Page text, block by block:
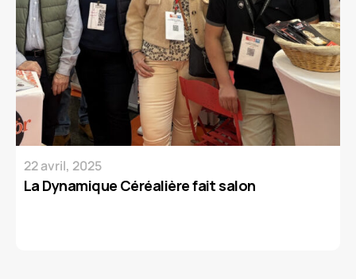
22 avril, 2025
La Dynamique Céréalière fait salon